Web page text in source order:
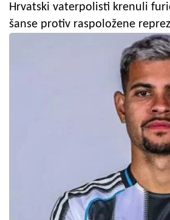
Hrvatski vaterpolisti krenuli
šanse protiv raspoložene